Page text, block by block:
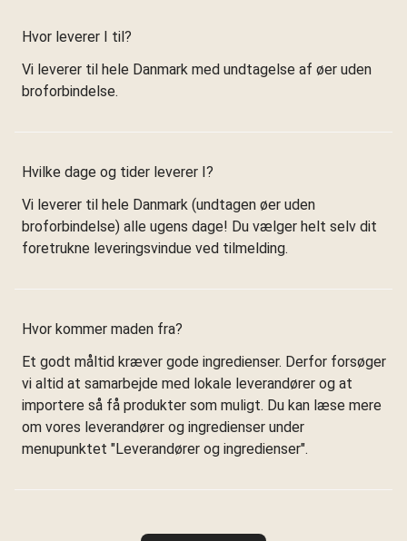
Hvor leverer I til?
Vi leverer til hele Danmark med undtagelse af øer uden
broforbindelse.
Hvilke dage og tider leverer I?
Vi leverer til hele Danmark (undtagen øer uden
broforbindelse) alle ugens dage! Du vælger helt selv dit
foretrukne leveringsvindue ved tilmelding.
Hvor kommer maden fra?
Et godt måltid kræver gode ingredienser. Derfor forsøger
vi altid at samarbejde med lokale leverandører og at
importere så få produkter som muligt. Du kan læse mere
om vores leverandører og ingredienser under
menupunktet "Leverandører og ingredienser".